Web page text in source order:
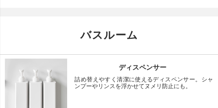
バスルーム
ディスペンサー
詰め替えやすく清潔に使えるディスペンサー。シャ
ンプーやリンスを浮かせてヌメリ防止にも。